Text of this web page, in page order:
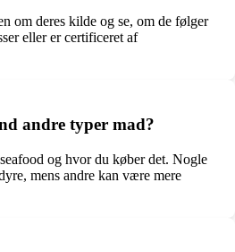
om deres kilde og se, om de følger
eller er certificeret af
andre typer mad?
og hvor du køber det. Nogle
mens andre kan være mere